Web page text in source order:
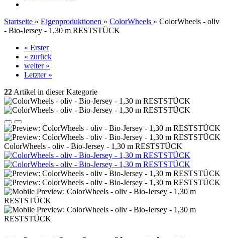
Startseite » Eigenproduktionen » ColorWheels » ColorWheels - oliv
- Bio-Jersey - 1,30 m RESTSTÜCK
« Erster
« zurück
weiter »
Letzter »
22 Artikel in dieser Kategorie
ColorWheels - oliv - Bio-Jersey - 1,30 m RESTSTÜCK